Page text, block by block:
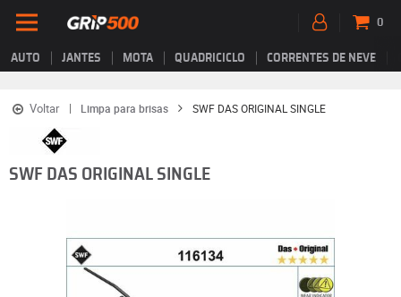
AUTO JANTES MOTA QUADRICICLO CORRENTES DE NEVE
0
Voltar Limpa para brisas SWF DAS ORIGINAL SINGLE
SWF DAS ORIGINAL SINGLE